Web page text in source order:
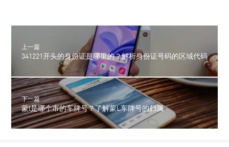
上一篇
341221开头的身份证是哪里的？解析身份证号码的区域代码
下一篇
蒙l是哪个市的车牌号？了解蒙L车牌号的归属